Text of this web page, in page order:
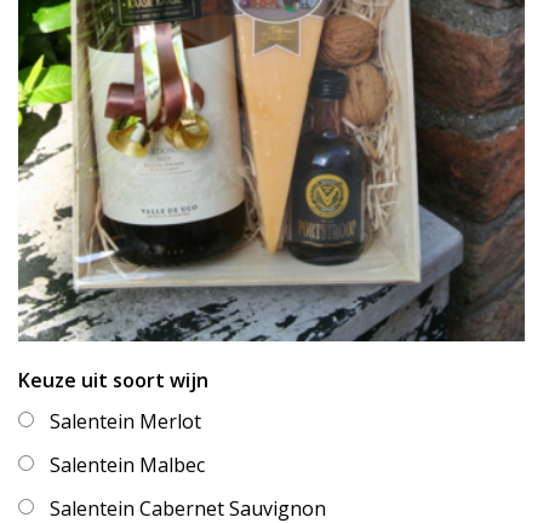
Keuze uit soort wijn
Salentein Merlot
Salentein Malbec
Salentein Cabernet Sauvignon